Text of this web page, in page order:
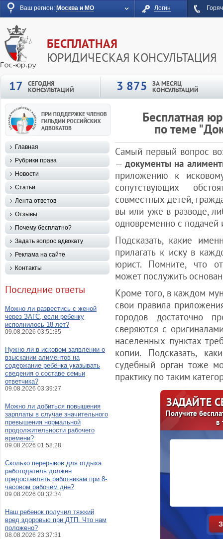
Ваш регион: Москва и МО Логин
БЕСПЛАТНАЯ
ЮРИДИЧЕСКАЯ КОНСУЛЬТАЦИЯ
17
СЕГОДНЯ
КОНСУЛЬТАЦИЙ 3 875 ЗА МЕСЯЦ
КОНСУЛЬТАЦИЙ
Бесплатная
по теме
Самый первый вопрос
—документы на
приложению к
сопутствующих
совместных детей,
вы или уже в разводе,
одновременно с подачей
Подсказать, какие
прилагать к иску в
юрист. Помните, что
может послужить
Кроме того, в каждом
свои правила
городов достаточно
сверяются с
населенных пунктах
копии. Подсказать,
судебный орган тоже
практику по таким
ЗАДАЙТЕ
Получите
в
Главная
Рубрики права
Новости
Статьи
Лента ответов
Отзывы
Почему бесплатно?
Задать вопрос адвокату
Реклама на сайте
Контакты
Последние ответы
Можно ли развестись с женой
через ЗАГС, если ребенку
исполнилось 18 лет?
09.08.2026 03:51:35
Нужно ли в исковом заявлении о
взыскании алиментов на
содержание ребёнка указывать
сведения о составе семьи
ответчика?
09.08.2026 03:39:27
Можно ли добиться повышения
зарплаты в случае значительного
превышения нормальной
продолжительности рабочего
времени?
09.08.2026 01:58:28
Сколько перерывов для отдыха
работодатель должен
предоставлять работникам при 8-
часовом рабочем дне?
09.08.2026 00:32:34
Наш ребенок получил тяжкий
вред здоровью при ДТП. Что нам
положено?
08.08.2026 23:37:31